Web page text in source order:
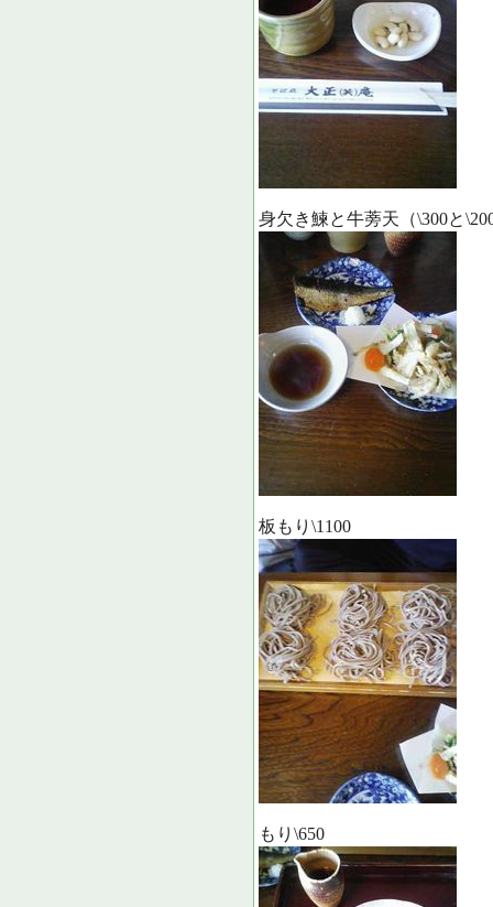
身欠き鰊と牛蒡天（\300と
板もり\1100
もり\650